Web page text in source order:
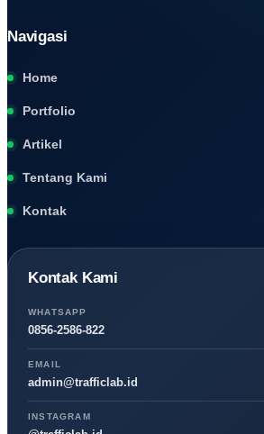
Navigasi
Home
Portfolio
Artikel
Tentang Kami
Kontak
Kontak Kami
WHATSAPP
0856-2586-822
EMAIL
admin@trafficlab.id
INSTAGRAM